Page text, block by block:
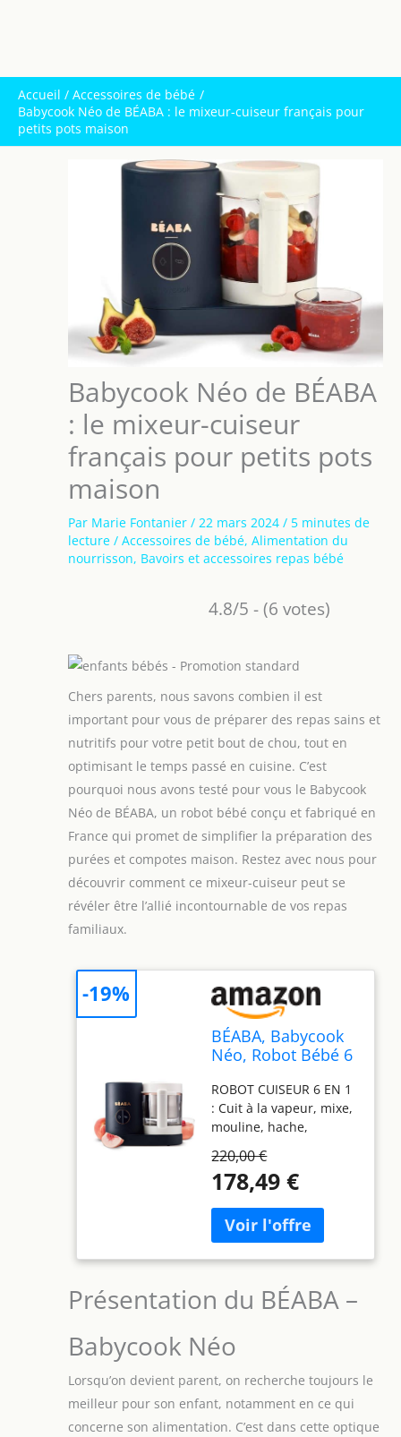
Accueil
Accessoires de bébé
Babycook Néo de BÉABA : le mixeur-cuiseur français pour
petits pots maison
Babycook Néo de BÉABA
: le mixeur-cuiseur
français pour petits pots
maison
Par Marie Fontanier / 22 mars 2024 / 5 minutes de
lecture / Accessoires de bébé, Alimentation du
nourrisson, Bavoirs et accessoires repas bébé
4.8/5 - (6 votes)
Chers parents, nous savons combien il est
important pour vous de préparer des repas sains et
nutritifs pour votre petit bout de chou, tout en
optimisant le temps passé en cuisine. C’est
pourquoi nous avons testé pour vous le Babycook
Néo de BÉABA, un robot bébé conçu et fabriqué en
France qui promet de simplifier la préparation des
purées et compotes maison. Restez avec nous pour
découvrir comment ce mixeur-cuiseur peut se
révéler être l’allié incontournable de vos repas
familiaux.
BÉABA, Babycook
Néo, Robot Bébé 6
France, Mixeur-
Cuiseur, Bol en
Verre et Cuve Inox,
Diversification
alimentaire, Petits
pots bébé maison,
Cuisson Vapeur
Douce Rapide,
Bleu Nuit
ROBOT CUISEUR 6 EN 1
: Cuit à la vapeur, mixe,
mouline, hache,
les aliments, stérilise et
chauffe les biberons
gamme complète de
fonctions pour
répondre à tous les
CONSERVATION DES
NUTRIMENTS ET DES
SAVEURS : Préserve 40%
de nutriments des
aliments de plus grâce
à la cuisson douce à la
vapeur par rapport à la
cuisson à l’eau,
220,00 €
178,49 €
-19%
Présentation du BÉABA –
Babycook Néo
Lorsqu’on devient parent, on recherche toujours le
meilleur pour son enfant, notamment en ce qui
concerne son alimentation. C’est dans cette optique